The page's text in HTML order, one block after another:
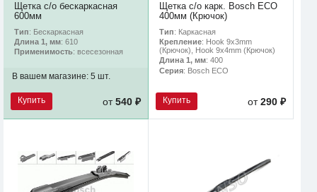
Щетка с/о бескаркасная
600мм
Тип: Бескаркасная
Длина 1, мм: 610
Применимость: всесезонная
В вашем магазине: 5 шт.
Купить от540 ₽
Щетка с/о карк. Bosch ECO
400мм (Крючок)
Тип: Каркасная
Крепление: Hook 9x3mm
(Крючок), Hook 9x4mm (Крючок)
Длина 1, мм: 400
Серия: Bosch ECO
Купить от290 ₽